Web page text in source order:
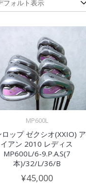
MP600L
ロップ ゼクシオ(XXIO) ア
イアン 2010 レディス
MP600L/6-9.P.A.S(7
本)/32/L/36/B
¥45,000